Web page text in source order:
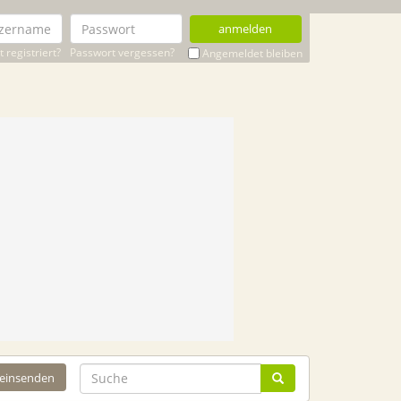
anmelden
registriert? Passwort vergessen? Angemeldet bleiben